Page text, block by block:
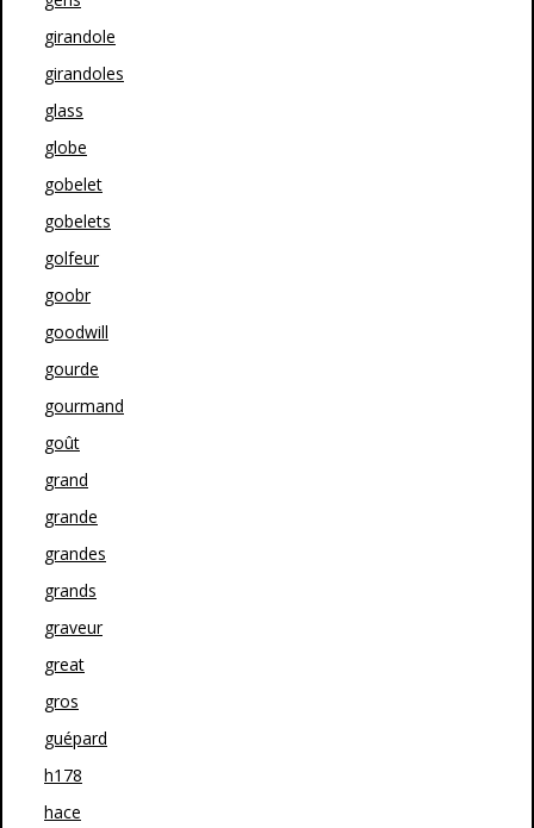
girandole
girandoles
glass
globe
gobelet
gobelets
golfeur
goobr
goodwill
gourde
gourmand
goût
grand
grande
grandes
grands
graveur
great
gros
guépard
h178
hace